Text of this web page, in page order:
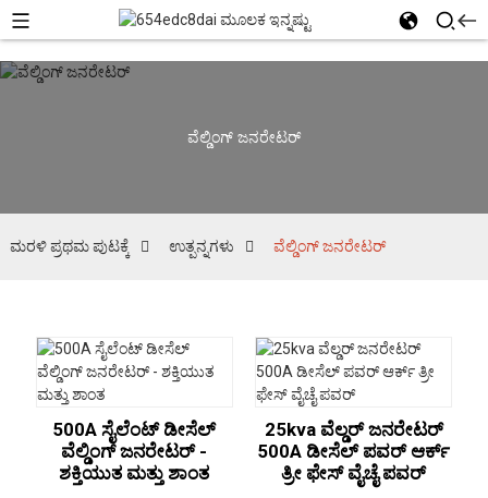
ವೆಲ್ಡಿಂಗ್ ಜನರೇಟರ್
ಮರಳಿ ಪ್ರಥಮ ಪುಟಕ್ಕೆ ಉತ್ಪನ್ನಗಳು ವೆಲ್ಡಿಂಗ್ ಜನರೇಟರ್
500A ಸೈಲೆಂಟ್ ಡೀಸೆಲ್
ವೆಲ್ಡಿಂಗ್ ಜನರೇಟರ್ -
ಶಕ್ತಿಯುತ ಮತ್ತು ಶಾಂತ
25kva ವೆಲ್ಡರ್ ಜನರೇಟರ್
500A ಡೀಸೆಲ್ ಪವರ್ ಆರ್ಕ್
ತ್ರೀ ಫೇಸ್ ವೈಚೈ ಪವರ್